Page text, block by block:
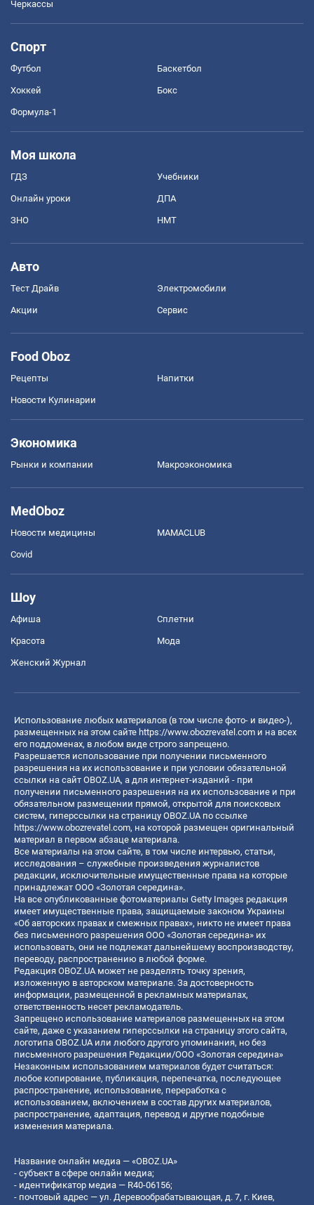
Черкассы
Спорт
Футбол Баскетбол
Хоккей Бокс
Формула-1
Моя школа
ГДЗ Учебники
Онлайн уроки ДПА
ЗНО НМТ
Авто
Тест Драйв Электромобили
Акции Сервис
Food Oboz
Рецепты Напитки
Новости Кулинарии
Экономика
Рынки и компании Mакроэкономика
MedOboz
Новости медицины MAMACLUB
Covid
Шоу
Афиша Сплетни
Красота Мода
Женский Журнал
Использование любых материалов (в том числе фото- и видео-),
размещенных на этом сайте https://www.obozrevatel.com и на всех
его поддоменах, в любом виде строго запрещено.
Разрешается использование при получении письменного
разрешения на их использование и при условии обязательной
ссылки на сайт OBOZ.UA, а для интернет-изданий - при
получении письменного разрешения на их использование и при
обязательном размещении прямой, открытой для поисковых
систем, гиперссылки на страницу OBOZ.UA по ссылке
https://www.obozrevatel.com, на которой размещен оригинальный
материал в первом абзаце материала.
Все материалы на этом сайте, в том числе интервью, статьи,
исследования – служебные произведения журналистов
редакции, исключительные имущественные права на которые
принадлежат ООО «Золотая середина».
На все опубликованные фотоматериалы Getty Images редакция
имеет имущественные права, защищаемые законом Украины
«Об авторских правах и смежных правах», никто не имеет права
без письменного разрешения ООО «Золотая середина» их
использовать, они не подлежат дальнейшему воспроизводству,
переводу, распространению в любой форме.
Редакция OBOZ.UA может не разделять точку зрения,
изложенную в авторском материале. За достоверность
информации, размещенной в рекламных материалах,
ответственность несет рекламодатель.
Запрещено использование материалов размещенных на этом
сайте, даже с указанием гиперссылки на страницу этого сайта,
логотипа OBOZ.UA или любого другого упоминания, но без
письменного разрешения Редакции/ООО «Золотая середина»
Незаконным использованием материалов будет считаться:
любое копирование, публикация, перепечатка, последующее
распространение, использование, переработка с
использованием, включением в состав других материалов,
распространение, адаптация, перевод и другие подобные
изменения материала.
Название онлайн медиа — «OBOZ.UA»
- субъект в сфере онлайн медиа;
- идентификатор медиа — R40-06156;
- почтовый адрес — ул. Деревообрабатывающая, д. 7, г. Киев,